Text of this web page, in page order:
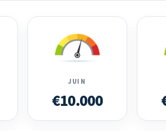
JUIN
€10.000